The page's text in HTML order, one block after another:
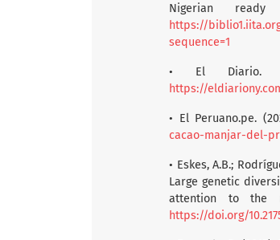
Nigerian
https://
sequence=1
• El Diario.
https://
• El Peruano.pe.
cacao-manjar-del-
• Eskes, A.B.;
Large genetic
attention to the
https://doi.org/